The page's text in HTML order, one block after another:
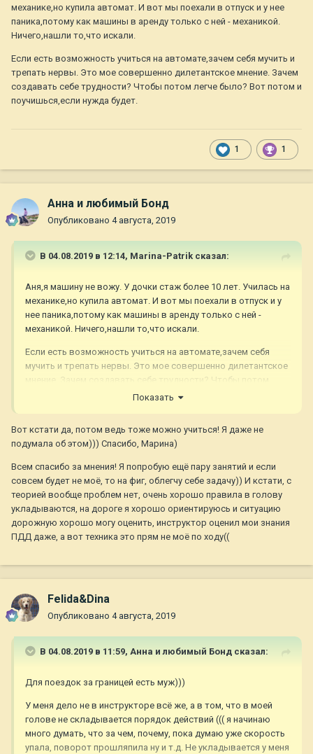
механике,но купила автомат. И вот мы поехали в отпуск и у нее
паника,потому как машины в аренду только с ней - механикой.
Ничего,нашли то,что искали.
Если есть возможность учиться на автомате,зачем себя мучить и
трепать нервы. Это мое совершенно дилетантское мнение. Зачем
создавать себе трудности? Чтобы потом легче было? Вот потом и
поучишься,если нужда будет.
1 1
Анна и любимый Бонд
Опубликовано 4 августа, 2019
В 04.08.2019 в 12:14, Marina-Patrik сказал:
Аня,я машину не вожу. У дочки стаж более 10 лет. Училась на
механике,но купила автомат. И вот мы поехали в отпуск и у
нее паника,потому как машины в аренду только с ней -
механикой. Ничего,нашли то,что искали.
Если есть возможность учиться на автомате,зачем себя
мучить и трепать нервы. Это мое совершенно дилетантское
мнение. Зачем создавать себе трудности? Чтобы потом
легче было? Вот потом и поучишься,если нужда будет.
Показать
Вот кстати да, потом ведь тоже можно учиться! Я даже не
подумала об этом))) Спасибо, Марина)
Всем спасибо за мнения! Я попробую ещё пару занятий и если
совсем будет не моё, то на фиг, облегчу себе задачу)) И кстати, с
теорией вообще проблем нет, очень хорошо правила в голову
укладываются, на дороге я хорошо ориентируюсь и ситуацию
дорожную хорошо могу оценить, инструктор оценил мои знания
ПДД даже, а вот техника это прям не моё по ходу((
Felida&Dina
Опубликовано 4 августа, 2019
В 04.08.2019 в 11:59, Анна и любимый Бонд сказал:
Для поездок за границей есть муж)))
У меня дело не в инструкторе всё же, а в том, что в моей
голове не складывается порядок действий ((( я начинаю
много думать, что за чем, почему, пока думаю уже скорость
упала, поворот прошляпила ну и т.д. Не укладывается у меня